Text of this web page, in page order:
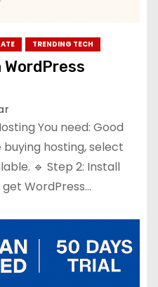
TRENDING TECH
You need: Good
buying hosting, select
🔹 Step 2: Install
get WordPress…